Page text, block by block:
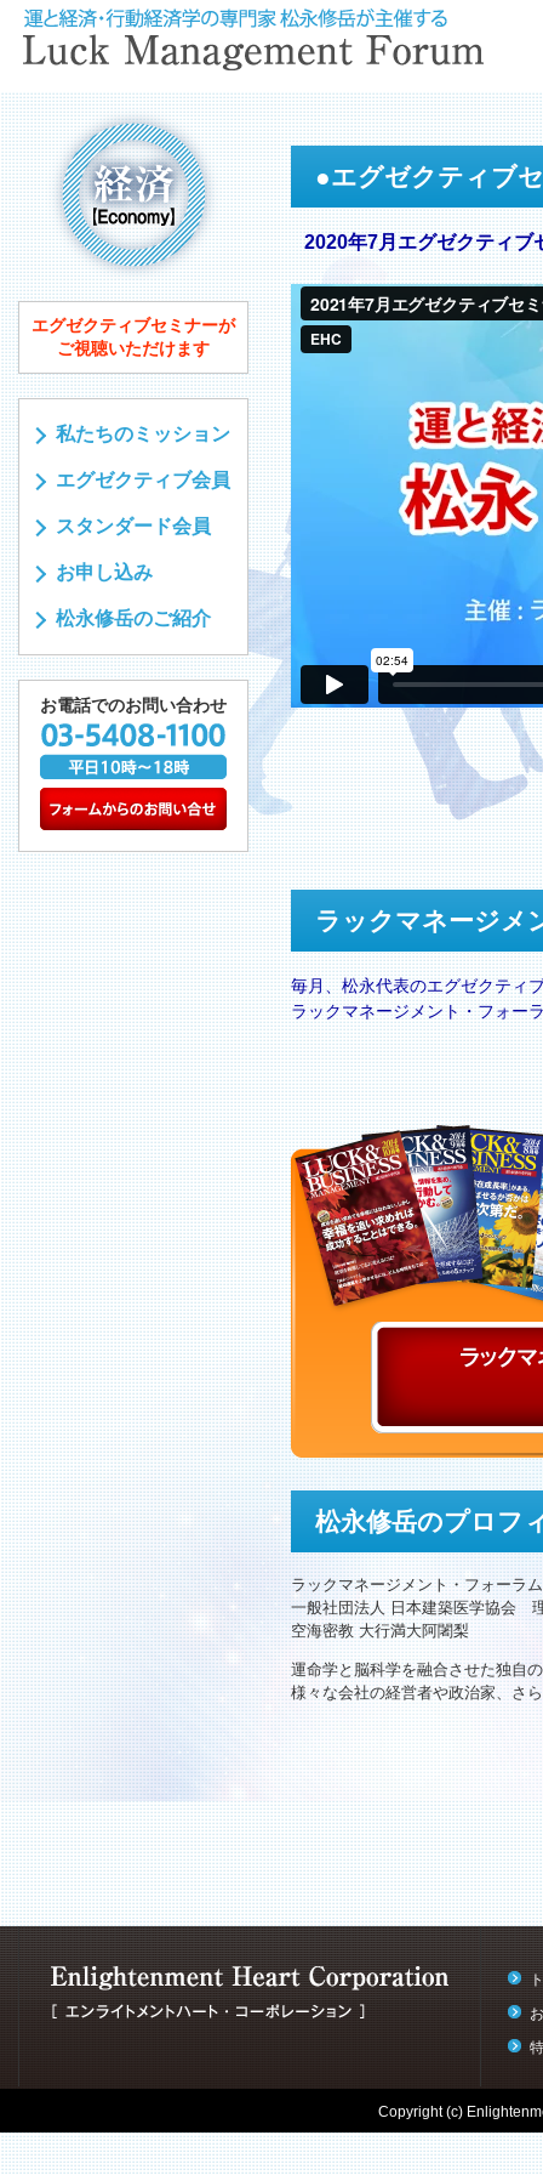
エグゼクティブセミナーが
ご視聴いただけます
私たちのミッション
エグゼクティブ会員
スタンダード会員
お申し込み
松永修岳のご紹介
お電話でのお問い合わせ
●エグゼクティブ
2020年7月エグゼクティブ
ラックマネージメ
毎月、松永代表のエグゼクティ
ラックマネージメント・フォー
松永修岳のプロフ
ラックマネージメント・フォーラ
一般社団法人 日本建築医学協会
空海密教 大行満大阿闍梨
運命学と脳科学を融合させた独自
様々な会社の経営者や政治家、さ
Copyright (c)